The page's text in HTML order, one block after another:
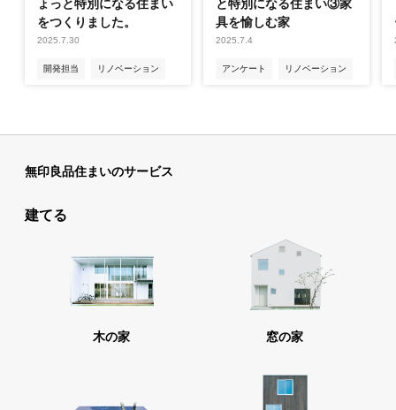
ょっと特別になる住まい
をつくりました。
2025.7.30
開発担当 リノベーション
と特別になる住まい③家
具を愉しむ家
2025.7.4
アンケート リノベーション
無印良品住まいのサービス
建てる
木の家 窓の家